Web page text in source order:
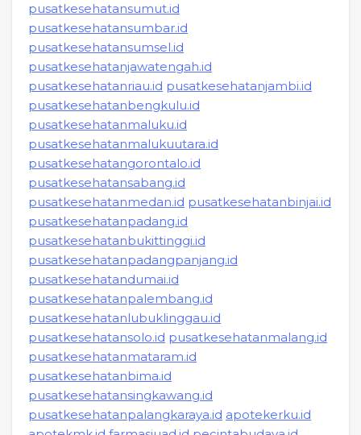
pusatkesehatansumut.id
pusatkesehatansumbar.id
pusatkesehatansumsel.id
pusatkesehatanjawatengah.id
pusatkesehatanriau.id pusatkesehatanjambi.id
pusatkesehatanbengkulu.id
pusatkesehatanmaluku.id
pusatkesehatanmalukuutara.id
pusatkesehatangorontalo.id
pusatkesehatansabang.id
pusatkesehatanmedan.id pusatkesehatanbinjai.id
pusatkesehatanpadang.id
pusatkesehatanbukittinggi.id
pusatkesehatanpadangpanjang.id
pusatkesehatandumai.id
pusatkesehatanpalembang.id
pusatkesehatanlubuklinggau.id
pusatkesehatansolo.id pusatkesehatanmalang.id
pusatkesehatanmataram.id
pusatkesehatanbima.id
pusatkesehatansingkawang.id
pusatkesehatanpalangkaraya.id apotekerku.id